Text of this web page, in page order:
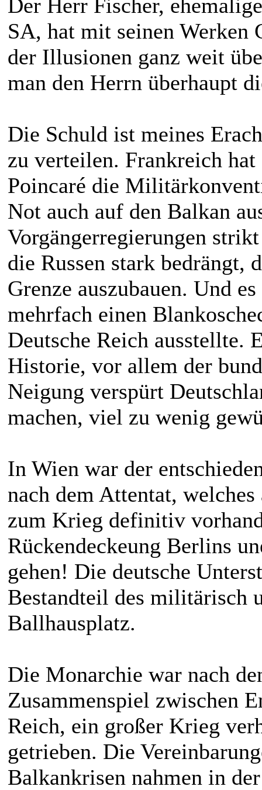
Der Herr Fischer,
SA, hat mit seinen
der Illusionen ganz weit
man den Herrn überhaupt
Die Schuld ist meines
zu verteilen. Frankreich
Poincaré die
Not auch auf den Balkan
Vorgängerregierungen
die Russen stark bedrängt,
Grenze auszubauen. Und
mehrfach einen
Deutsche Reich ausstellte.
Historie, vor allem der
Neigung verspürt
machen, viel zu wenig
In Wien war der
nach dem Attentat,
zum Krieg definitiv
Rückendeckeung Berlins
gehen! Die deutsche
Bestandteil des militärisch
Ballhausplatz.
Die Monarchie war nach
Zusammenspiel zwischen
Reich, ein großer Krieg
getrieben. Die
Balkankrisen nahmen in